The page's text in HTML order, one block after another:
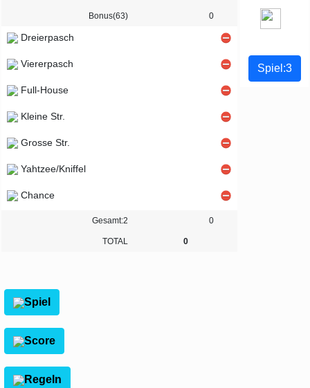
Bonus(63) 0
Dreierpasch
Viererpasch
Full-House
Kleine Str.
Grosse Str.
Yahtzee/Kniffel
Chance
Gesamt:2 0
TOTAL 0
Spiel
Score
Regeln